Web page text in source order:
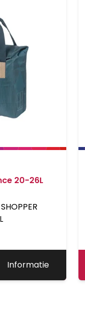
20-26L
Informatie